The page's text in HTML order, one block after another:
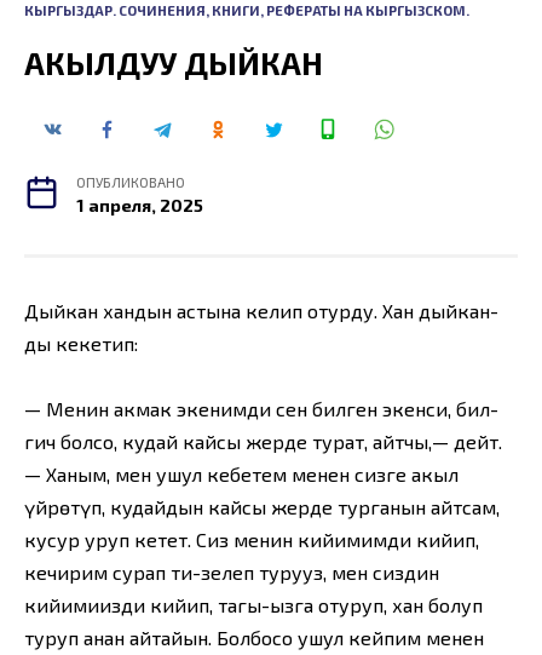
КЫРГЫЗДАР. СОЧИНЕНИЯ, КНИГИ, РЕФЕРАТЫ НА КЫРГЫЗСКОМ.
АКЫЛДУУ ДЫЙКАН
ОПУБЛИКОВАНО
1 апреля, 2025
Дыйкан хандын астына келип отурду. Хан дыйкан-
ды кекетип:
— Менин акмак экенимди сен билген экенсиң, бил-
гич болсоң, кудай кайсы жерде турат, айтчы,— дейт.
— Ханым, мен ушул кебетем менен сизге акыл
үйрөтүп, кудайдын кайсы жерде турганын айтсам,
кусур уруп кетет. Сиз менин кийимимди кийип,
кечирим сурап ти-зелеп туруңуз, мен сиздин
кийимиңизди кийип, тагы-ңызга отуруп, хан болуп
туруп анан айтайын. Болбосо ушул кейпим менен